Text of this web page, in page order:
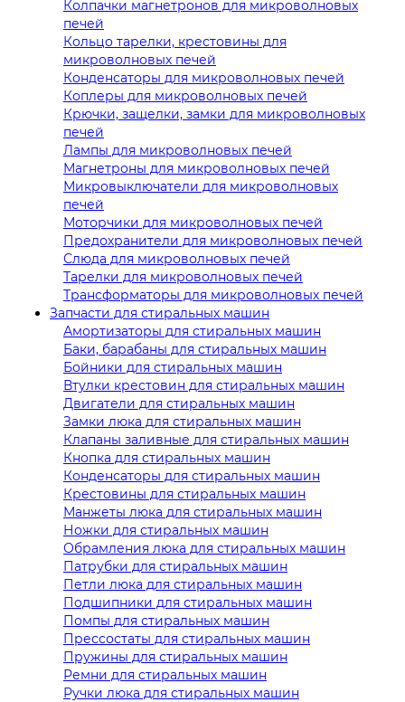
Колпачки магнетронов для микроволновых
печей
Кольцо тарелки, крестовины для
микроволновых печей
Конденсаторы для микроволновых печей
Коплеры для микроволновых печей
Крючки, защелки, замки для микроволновых
печей
Лампы для микроволновых печей
Магнетроны для микроволновых печей
Микровыключатели для микроволновых
печей
Моторчики для микроволновых печей
Предохранители для микроволновых печей
Слюда для микроволновых печей
Тарелки для микроволновых печей
Трансформаторы для микроволновых печей
Запчасти для стиральных машин
Амортизаторы для стиральных машин
Баки, барабаны для стиральных машин
Бойники для стиральных машин
Втулки крестовин для стиральных машин
Двигатели для стиральных машин
Замки люка для стиральных машин
Клапаны заливные для стиральных машин
Кнопка для стиральных машин
Конденсаторы для стиральных машин
Крестовины для стиральных машин
Манжеты люка для стиральных машин
Ножки для стиральных машин
Обрамления люка для стиральных машин
Патрубки для стиральных машин
Петли люка для стиральных машин
Подшипники для стиральных машин
Помпы для стиральных машин
Прессостаты для стиральных машин
Пружины для стиральных машин
Ремни для стиральных машин
Ручки люка для стиральных машин